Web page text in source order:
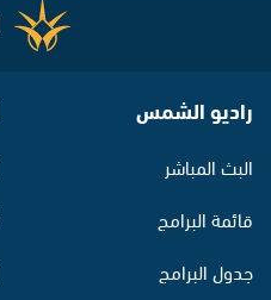
راديو الشمس
البث المباشر
قائمة البرامج
جدول البرامج